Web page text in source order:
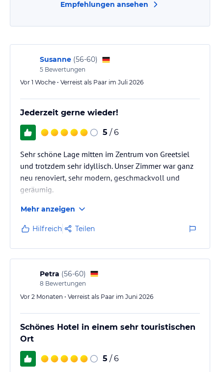
Empfehlungen ansehen
Susanne (56-60)
5 Bewertungen
Vor 1 Woche • Verreist als Paar im Juli 2026
Jederzeit gerne wieder!
5 / 6
Sehr schöne Lage mitten im Zentrum von Greetsiel
und trotzdem sehr idyllisch. Unser Zimmer war ganz
neu renoviert, sehr modern, geschmackvoll und
geräumig.
Mehr anzeigen
Hilfreich Teilen
Petra (56-60)
8 Bewertungen
Vor 2 Monaten • Verreist als Paar im Juni 2026
Schönes Hotel in einem sehr touristischen
Ort
5 / 6